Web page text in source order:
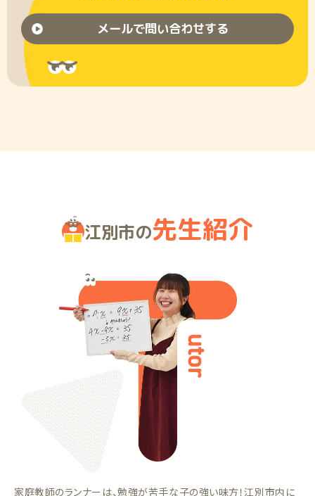
メールで問い合わせする
江別市の先生紹介
家庭教師のランナーは、勉強が苦手な子の強い味方！江別市内に